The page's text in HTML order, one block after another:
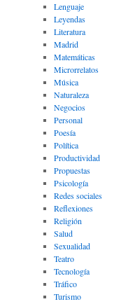
Lenguaje
Leyendas
Literatura
Madrid
Matemáticas
Microrrelatos
Música
Naturaleza
Negocios
Personal
Poesía
Política
Productividad
Propuestas
Psicología
Redes sociales
Reflexiones
Religión
Salud
Sexualidad
Teatro
Tecnología
Tráfico
Turismo